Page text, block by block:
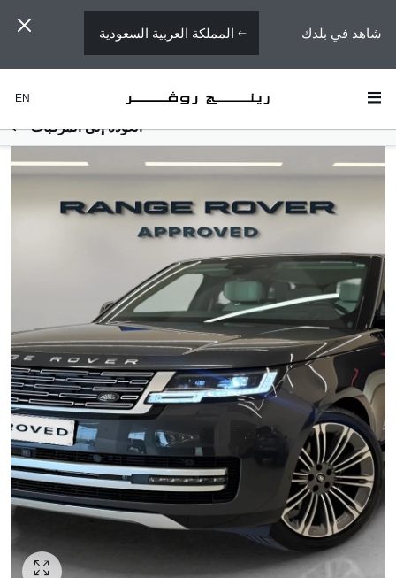
شاهد في بلدك المملكة العربية السعودية
EN
العودة إلى المركبات